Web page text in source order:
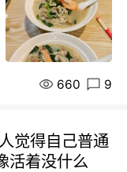
660 9
觉得自己普通
活着没什么